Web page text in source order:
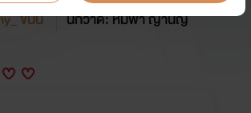
ขันนี่ นักวาด: หมีฟ้า ญานิญ